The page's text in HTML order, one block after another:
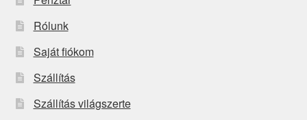
Rólunk
Saját fiókom
Szállítás
Szállítás világszerte